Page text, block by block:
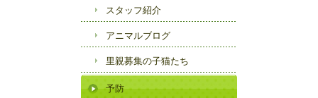
スタッフ紹介
アニマルブログ
里親募集の子猫たち
予防